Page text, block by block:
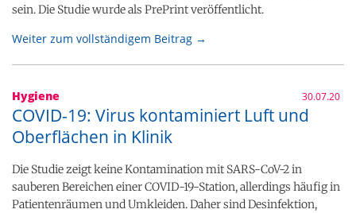
sein. Die Studie wurde als PrePrint veröffentlicht.
Weiter zum vollständigem Beitrag →
Hygiene 30.07.20
COVID-19: Virus kontaminiert Luft und
Oberflächen in Klinik
Die Studie zeigt keine Kontamination mit SARS-CoV-2 in
sauberen Bereichen einer COVID-19-Station, allerdings häufig in
Patientenräumen und Umkleiden. Daher sind Desinfektion,